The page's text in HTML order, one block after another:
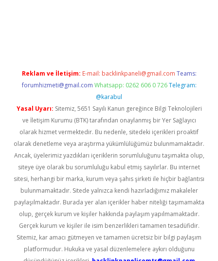
Reklam ve İletişim: E-mail: backlinkpaneli@gmail.com Teams:
forumhizmeti@gmail.com Whatsapp: 0262 606 0 726 Telegram:
@karabul
Yasal Uyarı: Sitemiz, 5651 Sayılı Kanun gereğince Bilgi Teknolojileri
ve İletişim Kurumu (BTK) tarafından onaylanmış bir Yer Sağlayıcı
olarak hizmet vermektedir. Bu nedenle, sitedeki içerikleri proaktif
olarak denetleme veya araştırma yükümlülüğümüz bulunmamaktadır.
Ancak, üyelerimiz yazdıkları içeriklerin sorumluluğunu taşımakta olup,
siteye üye olarak bu sorumluluğu kabul etmiş sayılırlar. Bu internet
sitesi, herhangi bir marka, kurum veya şahıs şirketi ile hiçbir bağlantısı
bulunmamaktadır. Sitede yalnızca kendi hazırladığımız makaleler
paylaşılmaktadır. Burada yer alan içerikler haber niteliği taşımamakta
olup, gerçek kurum ve kişiler hakkında paylaşım yapılmamaktadır.
Gerçek kurum ve kişiler ile isim benzerlikleri tamamen tesadüfidir.
Sitemiz, kar amacı gütmeyen ve tamamen ücretsiz bir bilgi paylaşım
platformudur. Hukuka ve yasal düzenlemelere aykırı olduğunu